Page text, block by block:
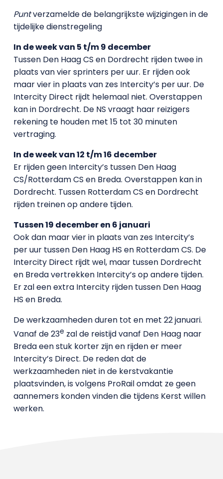
Puntverzamelde de belangrijkste wijzigingen in de
tijdelijke dienstregeling
In de week van 5 t/m 9 december
Tussen Den Haag CS en Dordrecht rijden twee in
plaats van vier sprinters per uur. Er rijden ook
maar vier in plaats van zes Intercity’s per uur. De
Intercity Direct rijdt helemaal niet. Overstappen
kan in Dordrecht. De NS vraagt haar reizigers
rekening te houden met 15 tot 30 minuten
vertraging.
In de week van 12 t/m 16 december
Er rijden geen Intercity’s tussen Den Haag
CS/Rotterdam CS en Breda. Overstappen kan in
Dordrecht. Tussen Rotterdam CS en Dordrecht
rijden treinen op andere tijden.
Tussen 19 december en 6 januari
Ook dan maar vier in plaats van zes Intercity’s
per uur tussen Den Haag HS en Rotterdam CS. De
Intercity Direct rijdt wel, maar tussen Dordrecht
en Breda vertrekken Intercity’s op andere tijden.
Er zal een extra Intercity rijden tussen Den Haag
HS en Breda.
De werkzaamheden duren tot en met 22 januari.
Vanaf de 23e zal de reistijd vanaf Den Haag naar
Breda een stuk korter zijn en rijden er meer
Intercity’s Direct. De reden dat de
werkzaamheden niet in de kerstvakantie
plaatsvinden, is volgens ProRail omdat ze geen
aannemers konden vinden die tijdens Kerst willen
werken.